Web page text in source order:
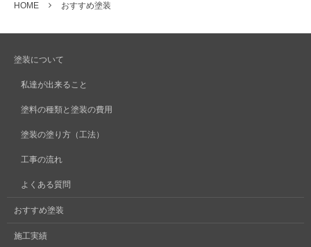
HOME おすすめ塗装
塗装について
私達が出来ること
塗料の種類と塗装の費用
塗装の塗り方（工法）
工事の流れ
よくある質問
おすすめ塗装
施工実績